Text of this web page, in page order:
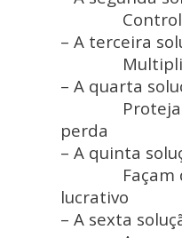
– A terceira
– A quarta
Proteja
perda
– A quinta
Façam do
lucrativo
– A sexta